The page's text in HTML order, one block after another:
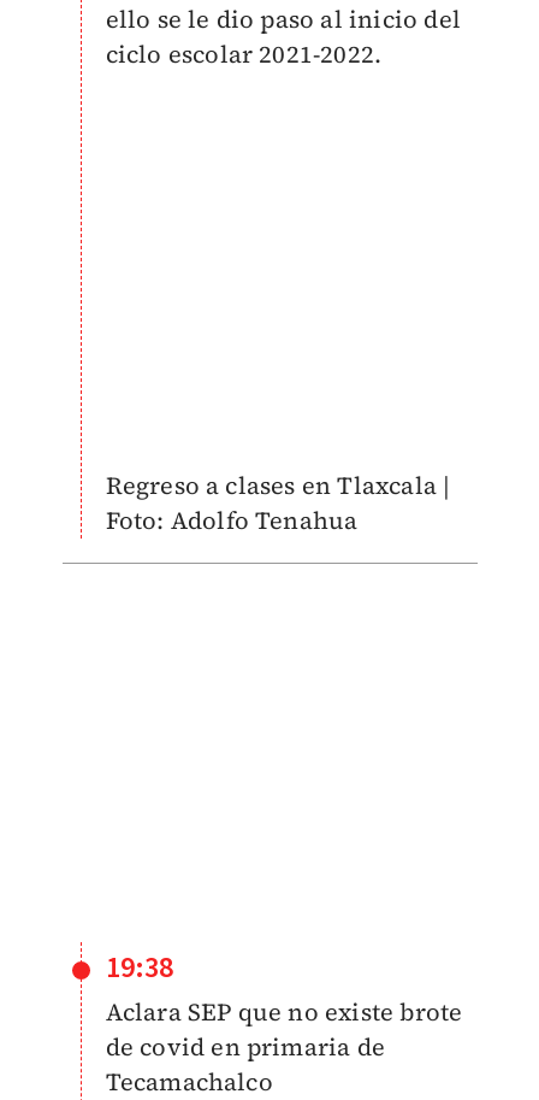
ello se le dio paso al inicio del
ciclo escolar 2021-2022.
Regreso a clases en Tlaxcala |
Foto: Adolfo Tenahua
19:38
Aclara SEP que no existe brote
de covid en primaria de
Tecamachalco